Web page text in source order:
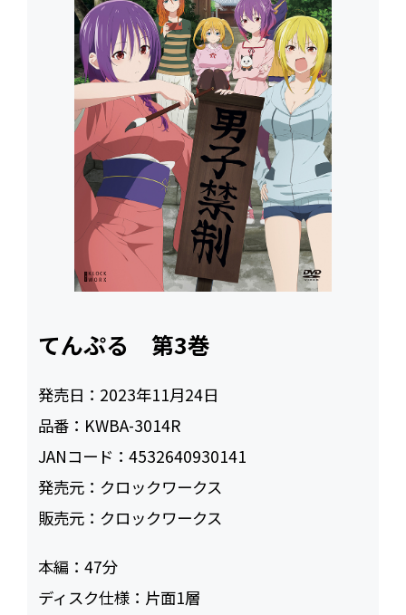
てんぷる 第3巻
発売日： 2023年11月24日
品番： KWBA-3014R
JANコード：4532640930141
発売元： クロックワークス
販売元： クロックワークス
本編：47
ディスク仕様： 片面1層